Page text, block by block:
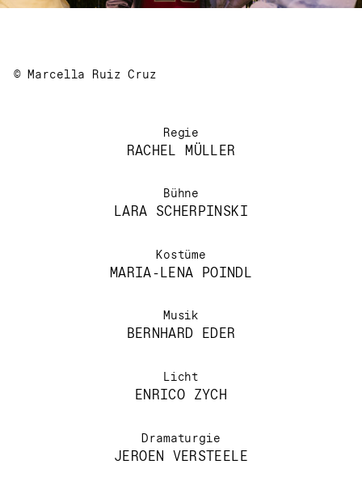
© Marcella Ruiz Cruz
Regie
RACHEL MÜLLER
Bühne
LARA SCHERPINSKI
Kostüme
MARIA-LENA POINDL
Musik
BERNHARD EDER
Licht
ENRICO ZYCH
Dramaturgie
JEROEN VERSTEELE